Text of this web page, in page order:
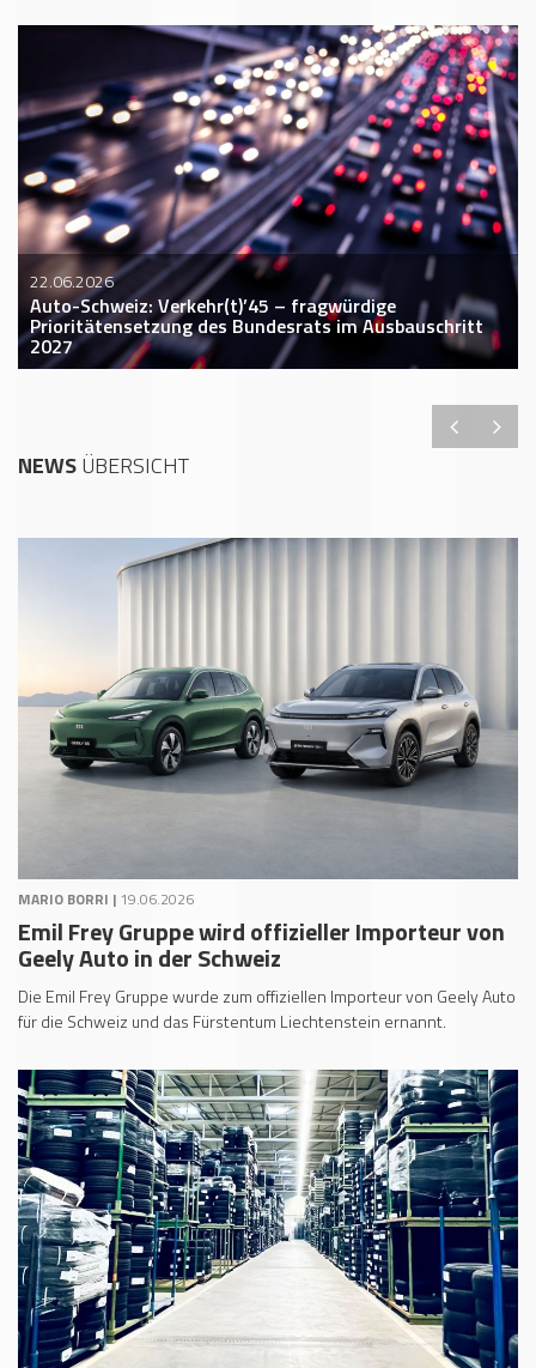
22.06.2026
Auto-Schweiz: Verkehr(t)’45 – fragwürdige
Prioritätensetzung des Bundesrats im Ausbauschritt
2027
NEWSÜBERSICHT
MARIO BORRI | 19.06.2026
Emil Frey Gruppe wird offizieller Importeur von
Geely Auto in der Schweiz
Die Emil Frey Gruppe wurde zum offiziellen Importeur von Geely Auto
für die Schweiz und das Fürstentum Liechtenstein ernannt.